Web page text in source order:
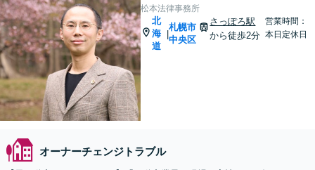
松本法律事務所
北
海
道
|
札幌市
中央区
さっぽろ駅
から徒歩2分
営業時間：
本日定休日
オーナーチェンジトラブル